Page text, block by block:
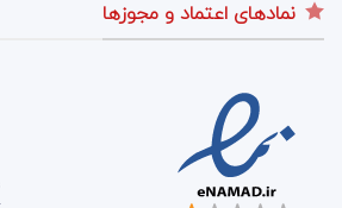
نمادهای اعتماد و مجوزها